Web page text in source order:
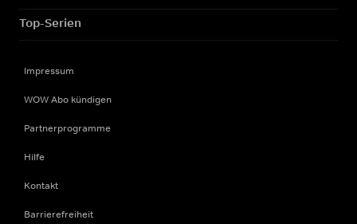
Top-Serien
Impressum
WOW Abo kündigen
Partnerprogramme
Hilfe
Kontakt
Barrierefreiheit